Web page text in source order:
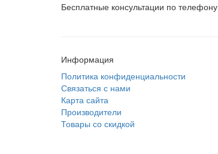
Бесплатные консультации по телефону
Информация
Политика конфиденциальности
Связаться с нами
Карта сайта
Производители
Товары со скидкой